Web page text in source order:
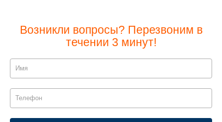
Возникли вопросы? Перезвоним в
течении 3 минут!